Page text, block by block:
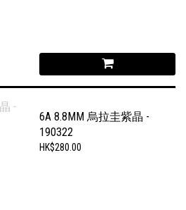
6A 8.8MM 烏拉圭紫晶 -
190322
HK$280.00